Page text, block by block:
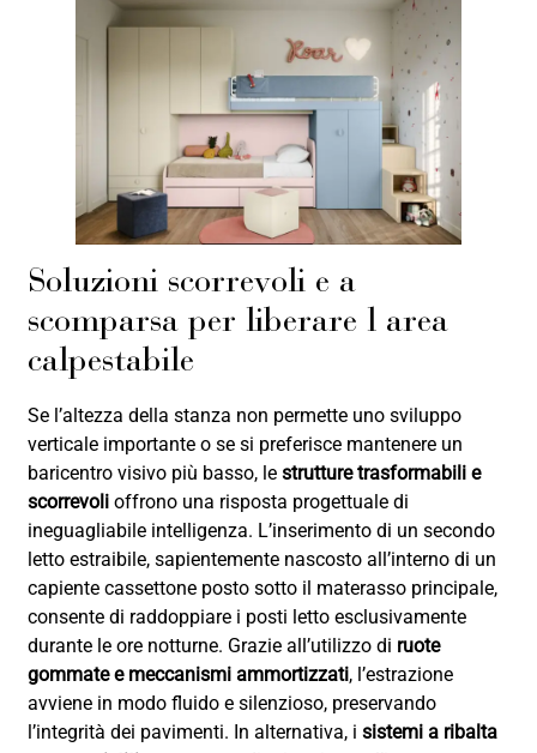
Soluzioni scorrevoli e a
scomparsa per liberare l area
calpestabile
Se l’altezza della stanza non permette uno sviluppo
verticale importante o se si preferisce mantenere un
baricentro visivo più basso, lestrutture trasformabili e
scorrevoli offrono una risposta progettuale di
ineguagliabile intelligenza. L’inserimento di un secondo
letto estraibile, sapientemente nascosto all’interno di un
capiente cassettone posto sotto il materasso principale,
consente di raddoppiare i posti letto esclusivamente
durante le ore notturne. Grazie all’utilizzo di ruote
gommate e meccanismi ammortizzati, l’estrazione
avviene in modo fluido e silenzioso, preservando
l’integrità dei pavimenti. In alternativa, isistemi a ribalta